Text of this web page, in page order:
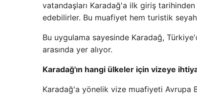
vatandaşları Karadağ'a ilk giriş
edebilirler. Bu muafiyet hem turistik
Bu uygulama sayesinde Karadağ,
arasında yer alıyor.
Karadağ'ın hangi ülkeler için vizeye
Karadağ'a yönelik vize muafiyeti Avrupa